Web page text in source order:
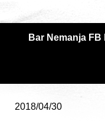
Bar Nemanja FB
2018/04/30